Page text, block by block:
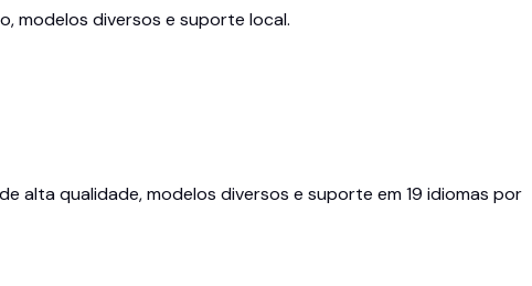
modelos diversos e suporte local.
alta qualidade, modelos diversos e suporte em 19 idiomas por